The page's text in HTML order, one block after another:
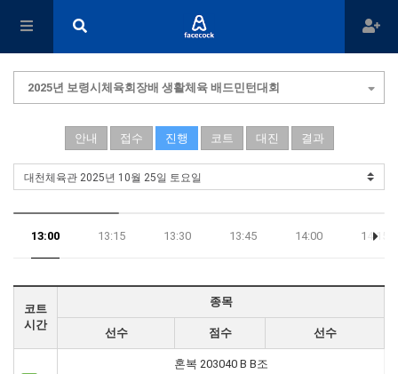
2025년 보령시체육회장배 생활체육 배드민턴대회
안내 접수 진행 코트 대진 결과
13:00 13:15 13:30 13:45 14:00 14:15
코트
시간
종목
선수 점수 선수
혼복 203040 B B조